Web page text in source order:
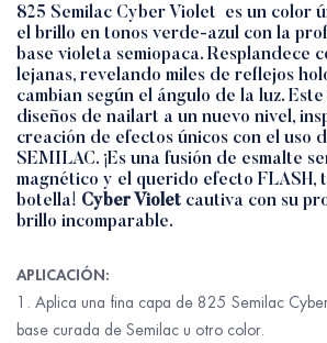
825 Semilac Cyber Violet es un color
el brillo en tonos verde-azul con la
base violeta semiopaca. Resplandece
lejanas, revelando miles de reflejos
cambian según el ángulo de la luz.
diseños de nailart a un nuevo nivel,
creación de efectos únicos con el uso
SEMILAC. ¡Es una fusión de esmalte
magnético y el querido efecto FLASH,
botella! Cyber Violet cautiva con su
brillo incomparable.
APLICACIÓN:
1. Aplica una fina capa de 825 Semilac
base curada de Semilac u otro color.